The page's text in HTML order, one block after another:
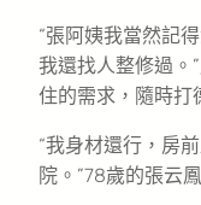
“張阿姨我當然記
我還找人整修過。
住的需求，隨時打
“我身材還行，房
院。”78歲的張云